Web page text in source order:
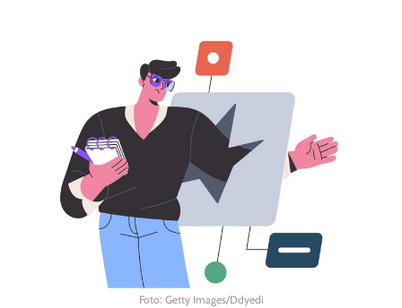
Foto: Getty Images/Ddyedi